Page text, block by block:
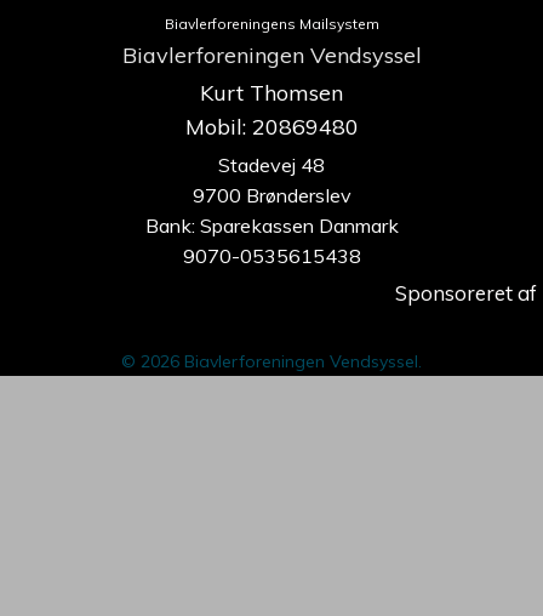
Biavlerforeningens Mailsystem
Biavlerforeningen Vendsyssel
Kurt Thomsen
Mobil: 20869480
Stadevej 48
9700 Brønderslev
Bank: Sparekassen Danmark
9070-0535615438
Sponsoreret af
© 2026 Biavlerforeningen Vendsyssel.